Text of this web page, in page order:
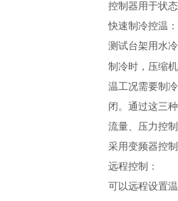
控制器用于状
快速制冷控温：
测试台架用水
制冷时，压缩
温工况需要制
闭。通过这三
流量、压力控
采用变频器控
远程控制：
可以远程设置